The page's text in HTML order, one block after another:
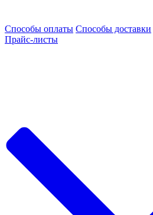
Способы оплаты Способы доставки
Прайс-листы